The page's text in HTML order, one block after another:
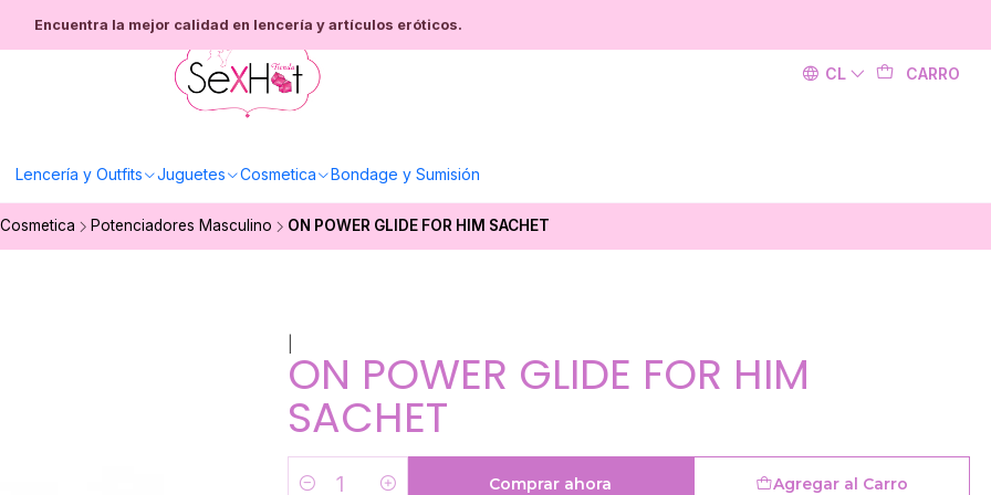
CL CARRO
Lencería y Outfits Juguetes Cosmetica Bondage y Sumisión
Encuentra la mejor calidad en lencería y artículos eróticos.
Cosmetica Potenciadores Masculino ON POWER GLIDE FOR HIM SACHET
ON POWER GLIDE FOR HIM
SACHET
Agregar al Carro
Comprar ahora